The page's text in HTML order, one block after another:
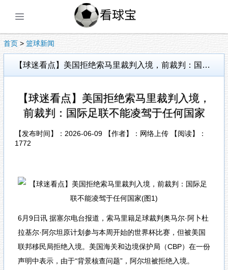
首页 > 篮球新闻
【球迷看点】美国拒绝索马里裁判入境，前裁判：国际足联不能凌驾于任何国家
【球迷看点】美国拒绝索马里裁判入境，
前裁判：国际足联不能凌驾于任何国家
【发布时间】：2026-06-09 【作者】：网络上传 【阅读】：
1772
6月9日讯 据塞尔电台报道，索马里籍足球裁判奥马尔·阿卜杜
拉基尔·阿尔坦原计划参与本周开始的世界杯比赛，但被美国
联邦移民局拒绝入境。美国海关和边境保护局（CBP）在一份
声明中表示，由于“背景核查问题”，阿尔坦被拒绝入境。